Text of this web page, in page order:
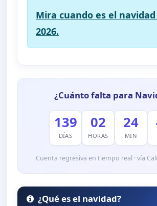
Mira cuando es el
2026.
¿Cuánto falta para
139
DÍAS
02
HORAS
24
MIN
Cuenta regresiva en tiempo real · vía
¿Qué es el navidad?